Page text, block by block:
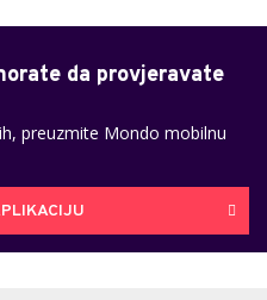
da provjeravate
preuzmite Mondo mobilnu